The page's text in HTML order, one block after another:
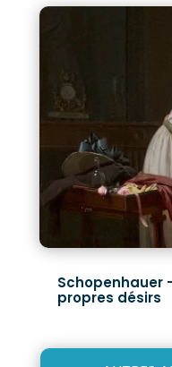
Schopenhauer
propres désirs